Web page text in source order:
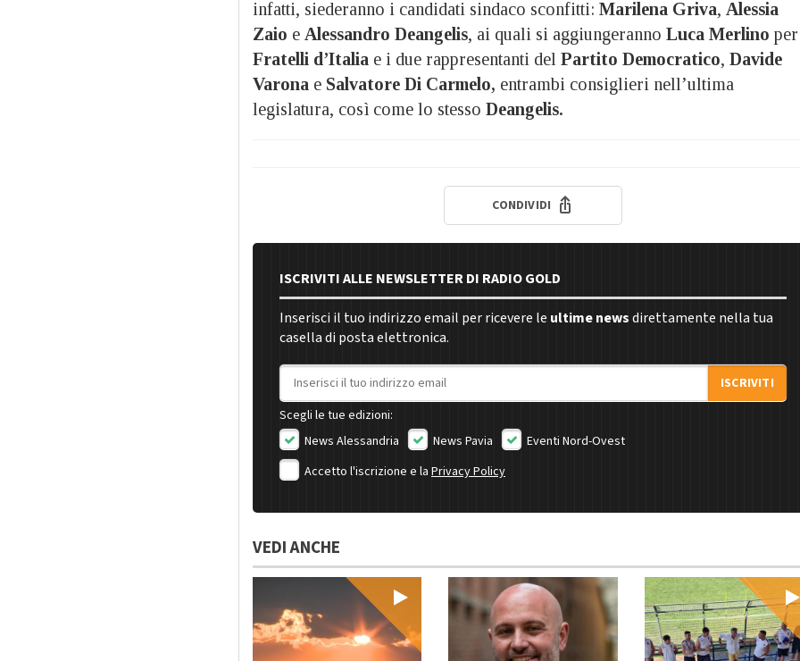
infatti, siederanno i candidati sindaco sconfitti: Marilena Griva, Alessia
Zaio e Alessandro Deangelis, ai quali si aggiungeranno Luca Merlino per
Fratelli d’Italia e i due rappresentanti del Partito Democratico, Davide
Varona e Salvatore Di Carmelo, entrambi consiglieri nell’ultima
legislatura, così come lo stesso Deangelis.
CONDIVIDI
ISCRIVITI ALLE NEWSLETTER DI RADIO GOLD
Inserisci il tuo indirizzo email per ricevere le ultime newsdirettamente nella tua
casella di posta elettronica.
Indirizzo email
ISCRIVITI
Scegli le tue edizioni:
News Alessandria
News Pavia
Eventi Nord-Ovest
Accetto l'iscrizione e la Privacy Policy
VEDI ANCHE